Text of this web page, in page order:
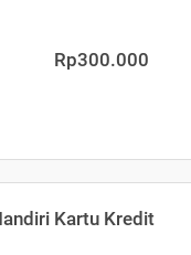
Rp300.000
Kartu Kredit